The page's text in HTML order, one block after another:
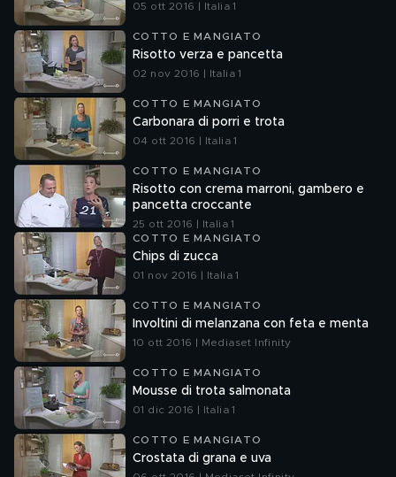
05 ott 2016 | Italia 1
COTTO E MANGIATO
Risotto verza e pancetta
02 nov 2016 | Italia 1
COTTO E MANGIATO
Carbonara di porri e trota
04 ott 2016 | Italia 1
COTTO E MANGIATO
Risotto con crema marroni, gambero e
pancetta croccante
25 ott 2016 | Italia 1
COTTO E MANGIATO
Chips di zucca
01 nov 2016 | Italia 1
COTTO E MANGIATO
Involtini di melanzana con feta e menta
10 ott 2016 | Mediaset Infinity
COTTO E MANGIATO
Mousse di trota salmonata
01 dic 2016 | Italia 1
COTTO E MANGIATO
Crostata di grana e uva